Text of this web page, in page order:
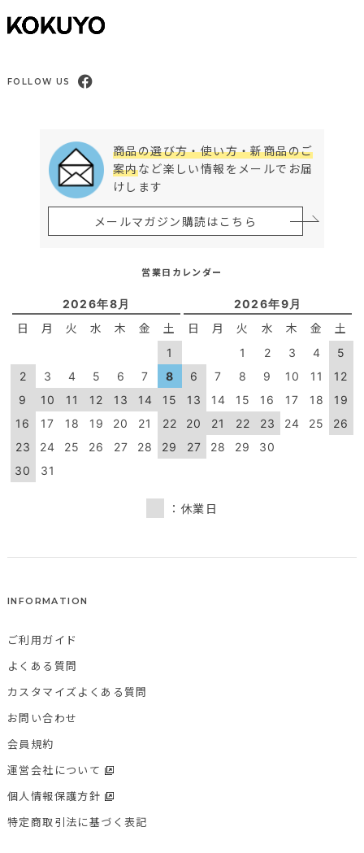
FOLLOW US
商品の選び方・使い方・新商品のご
案内など楽しい情報をメールでお届
けします
メールマガジン購読はこちら
営業日カレンダー
2026年8月
日 月 火 水 木 金 土
1
2
3 4 5 6 7
8
9
10 11 12 13 14
15
16
17 18 19 20 21
22
23
24 25 26 27 28
29
30
31
2026年9月
日 月 火 水 木 金 土
1 2 3 4
5
6
7 8 9 10 11
12
13
14 15 16 17 18
19
20
21 22 23 24 25
26
27
28 29 30
：休業日
INFORMATION
ご利用ガイド
よくある質問
カスタマイズよくある質問
お問い合わせ
会員規約
運営会社について
個人情報保護方針
特定商取引法に基づく表記